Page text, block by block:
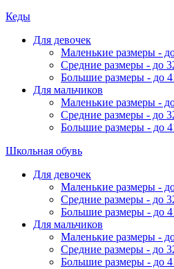
Кеды
Для девочек
Маленькие размеры -
Средние размеры - до
Большие размеры - до
Для мальчиков
Маленькие размеры -
Средние размеры - до
Большие размеры - до
Школьная обувь
Для девочек
Маленькие размеры -
Средние размеры - до
Большие размеры - до
Для мальчиков
Маленькие размеры -
Средние размеры - до
Большие размеры - до